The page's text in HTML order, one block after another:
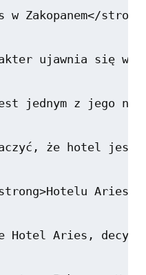
w Zakopanem</
ujawnia się w
jednym z jego
że hotel jest
Hotel Aries,